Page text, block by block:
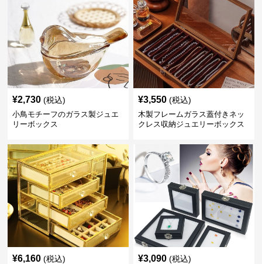
¥2,730 (税込)
小鳥モチーフのガラス製ジュエ
リーボックス
¥3,550 (税込)
木製フレームガラス蓋付きネッ
クレス収納ジュエリーボックス
¥6,160 (税込) ¥3,090 (税込)